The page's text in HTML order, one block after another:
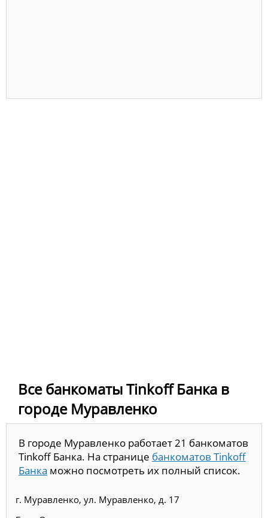
Все банкоматы Tinkoff Банка в
городе Муравленко
В городе Муравленко работает 21 банкоматов
Tinkoff Банка. На странице банкоматов Tinkoff
Банка можно посмотреть их полный список.
г. Муравленко, ул. Муравленко, д. 17